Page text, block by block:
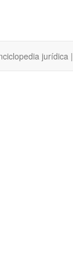
jurídica |